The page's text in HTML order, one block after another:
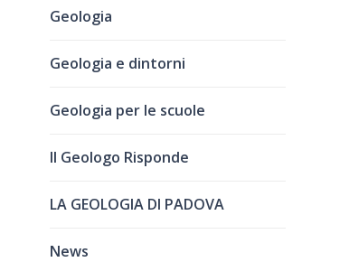
Geologia
Geologia e dintorni
Geologia per le scuole
Il Geologo Risponde
LA GEOLOGIA DI PADOVA
News